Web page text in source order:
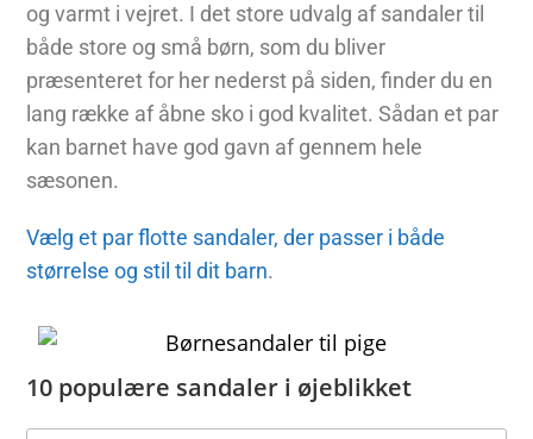
og varmt i vejret. I det store udvalg af sandaler til
både store og små børn, som du bliver
præsenteret for her nederst på siden, finder du en
lang række af åbne sko i god kvalitet. Sådan et par
kan barnet have god gavn af gennem hele
sæsonen.
Vælg et par flotte sandaler, der passer i både
størrelse og stil til dit barn.
10 populære sandaler i øjeblikket